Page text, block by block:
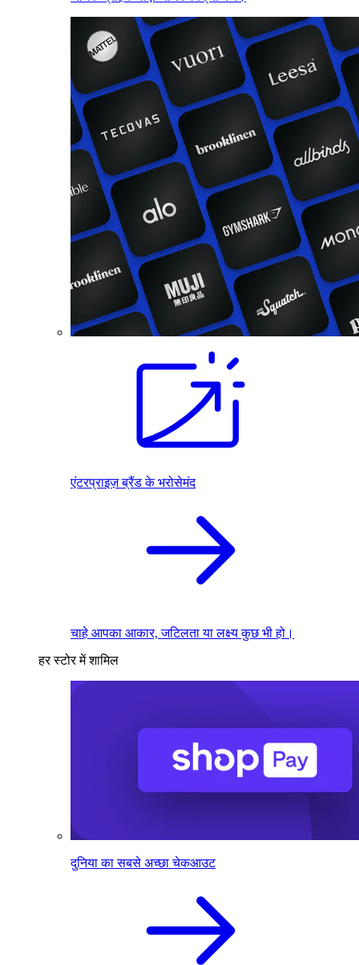
एंटरप्राइज़ ब्रैंड के भरोसेमंद
चाहे आपका आकार, जटिलता या लक्ष्य कुछ भी हो।
हर स्टोर में शामिल
दुनिया का सबसे अच्छा चेकआउट